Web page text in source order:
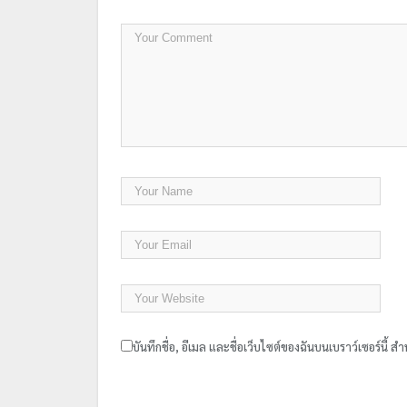
บันทึกชื่อ, อีเมล และชื่อเว็บไซต์ของฉันบนเบราว์เซอร์นี้ ส